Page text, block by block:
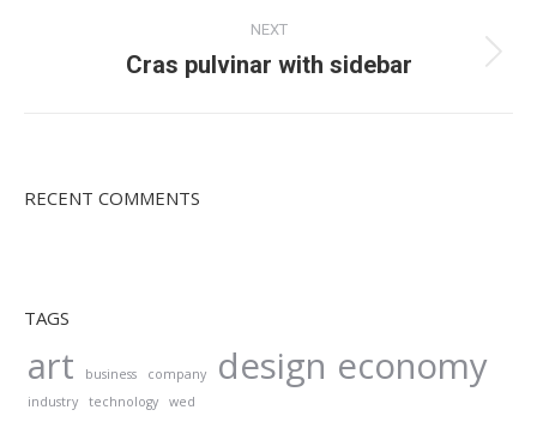
navigation
NEXT
Next
Cras pulvinar with sidebar
RECENT COMMENTS
TAGS
art business company design economy
industry technology wed